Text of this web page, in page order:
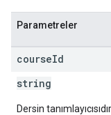
Parametreler
courseId
string
Dersin